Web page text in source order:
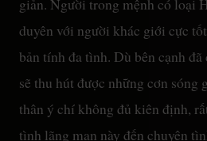
giản. Người trong mệnh có loại
duyên với người khác giới cực
bản tính đa tình. Dù bên cạnh
sẽ thu hút được những cơn sóng
thân ý chí không đủ kiên định,
tình lãng mạn này đến chuyện